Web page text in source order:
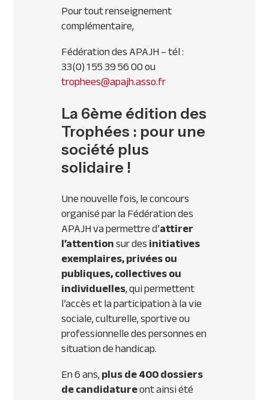
Pour tout renseignement
complémentaire,
Fédération desAPAJH– tél :
33(0) 1 55 39 56 00 ou
trophees@apajh.asso.fr
La 6ème édition des
Trophées : pour une
société plus
solidaire !
Une nouvelle fois, le concours
organisé par la Fédération des
APAJHva permettre d’attirer
l’attentionsur desinitiatives
exemplaires, privées ou
publiques, collectives ou
individuelles, qui permettent
l’accès et la participation à la vie
sociale, culturelle, sportive ou
professionnelle des personnes en
situation de handicap.
En 6 ans,plus de 400 dossiers
de candidatureont ainsi été